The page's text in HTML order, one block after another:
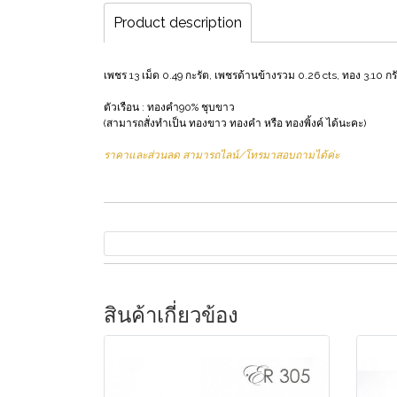
Product description
เพชร 13 เม็ด 0.49 กะรัต, เพชรด้านข้างรวม 0.26 cts, ทอง 3.10 ก
ตัวเรือน : ทองคำ90% ชุบขาว
(สามารถสั่งทำเป็น ทองขาว ทองคำ หรือ ทองพิ้งค์ ได้นะคะ)
ราคาและส่วนลด สามารถไลน์/โทรมาสอบถามได้ค่ะ
สินค้าเกี่ยวข้อง